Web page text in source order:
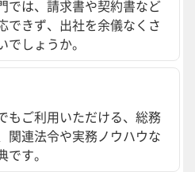
では、請求書や契約書など
できず、出社を余儀なくさ
しょうか。
もご利用いただける、総務
関連法令や実務ノウハウな
す。